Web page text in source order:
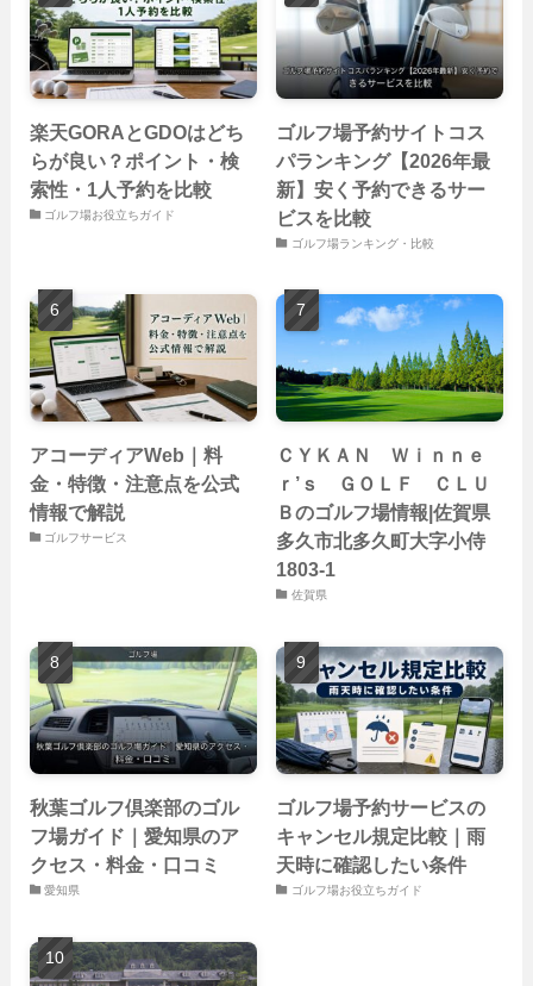
楽天GORAとGDOはどち
らが良い？ポイント・検
索性・1人予約を比較
ゴルフ場お役立ちガイド
ゴルフ場予約サイトコス
パランキング【2026年最
新】安く予約できるサー
ビスを比較
ゴルフ場ランキング・比較
アコーディアWeb｜料
金・特徴・注意点を公式
情報で解説
ゴルフサービス
ＣＹＫＡＮ Ｗｉｎｎｅ
ｒ’ｓ ＧＯＬＦ ＣＬＵ
Ｂのゴルフ場情報|佐賀県
多久市北多久町大字小侍
1803-1
佐賀県
秋葉ゴルフ倶楽部のゴル
フ場ガイド｜愛知県のア
クセス・料金・口コミ
愛知県
ゴルフ場予約サービスの
キャンセル規定比較｜雨
天時に確認したい条件
ゴルフ場お役立ちガイド